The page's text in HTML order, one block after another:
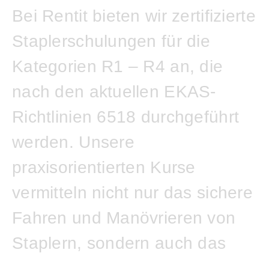
Bei Rentit bieten wir zertifizierte
Staplerschulungen für die
Kategorien R1 – R4 an, die
nach den aktuellen EKAS-
Richtlinien 6518 durchgeführt
werden. Unsere
praxisorientierten Kurse
vermitteln nicht nur das sichere
Fahren und Manövrieren von
Staplern, sondern auch das